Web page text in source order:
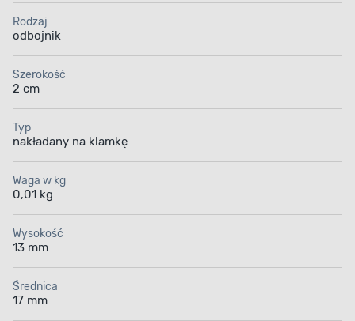
Rodzaj
odbojnik
Szerokość
2 cm
Typ
nakładany na klamkę
Waga w kg
0,01 kg
Wysokość
13 mm
Średnica
17 mm